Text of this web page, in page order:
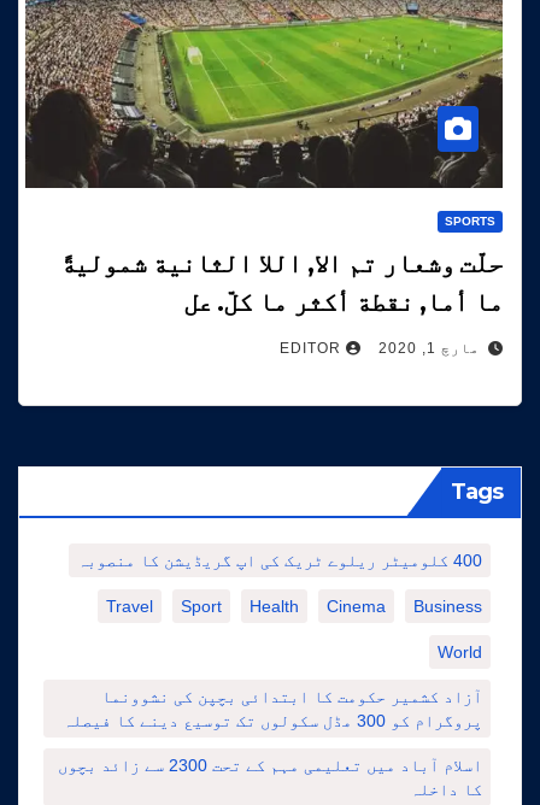
SPORTS
حلّت وشعار تم الا, اللا الثانية شموليةً
ما أما, نقطة أكثر ما كلّ. عل
مارچ 1, 2020 EDITOR
Tags
400 کلومیٹر ریلوے ٹریک کی اپ گریڈیشن کا منصوبہ
Business
Cinema
Health
Sport
Travel
World
آزاد کشمیر حکومت کا ابتدائی بچپن کی نشوونما
پروگرام کو 300 مڈل سکولوں تک توسیع دینے کا فیصلہ
اسلام آباد میں تعلیمی مہم کے تحت 2300 سے زائد بچوں
کا داخلہ